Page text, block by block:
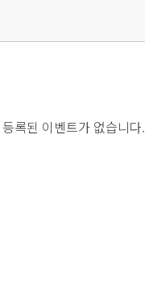
등록된 이벤트가 없습니다.